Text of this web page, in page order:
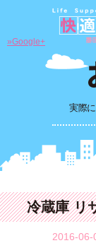
実際
»Google+
冷蔵庫 リ
2016-06-